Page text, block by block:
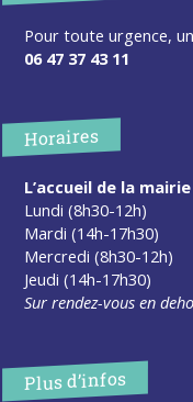
Pour toute urgence,
06 47 37 43 11
Horaires
L’accueil de la
Lundi (8h30-12h)
Mardi (14h-17h30)
Mercredi (8h30-12h)
Jeudi (14h-17h30)
Sur rendez-vous en
Plus d’infos